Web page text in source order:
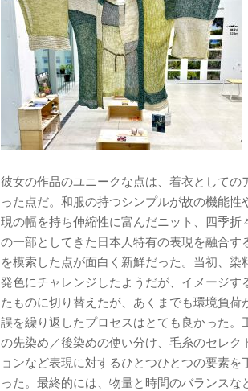
彼女の作品のユニークな点は、着衣として
った点だ。和服の持つシンプルが故の機能
現の幅を持ち伸縮性に富んだニット、四季
の一部としてきた日本人特有の表現を融合
を模索した点が面白く新鮮だった。当初、
発色にチャレンジしたようだが、イメージ
たものに切り替えたが、あくまでも環境負
誤を繰り返したプロセスはとても良かった
の先染め／後染めの使い分け、毛糸のセレ
ョンなど表現に対するひとつひとつの要素
った。最終的には、物量と時間のバランス